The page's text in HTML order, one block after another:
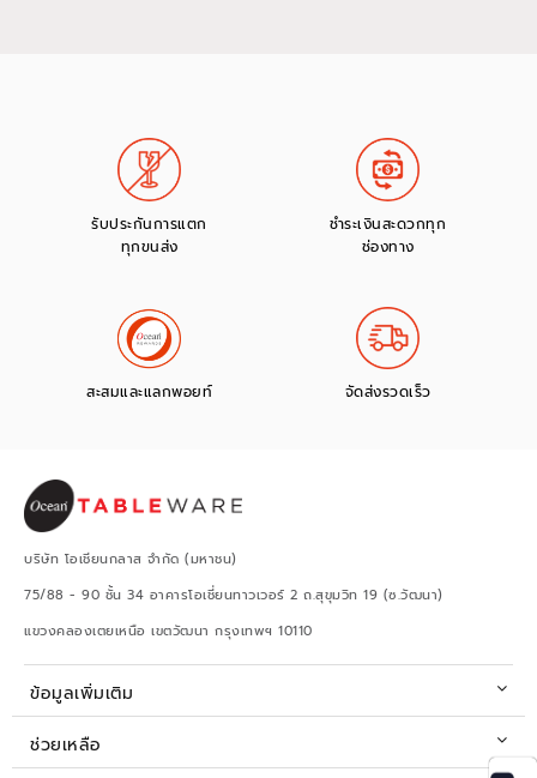
รับประกันการแตก
ทุกขนส่ง
ชำระเงินสะดวกทุก
ช่องทาง
สะสมและแลกพอยท์ จัดส่งรวดเร็ว
บริษัท โอเชียนกลาส จำกัด (มหาชน)
75/88 - 90 ชั้น 34 อาคารโอเชี่ยนทาวเวอร์ 2 ถ.สุขุมวิท 19 (ซ.วัฒนา)
แขวงคลองเตยเหนือ เขตวัฒนา กรุงเทพฯ 10110
ข้อมูลเพิ่มเติม
ช่วยเหลือ